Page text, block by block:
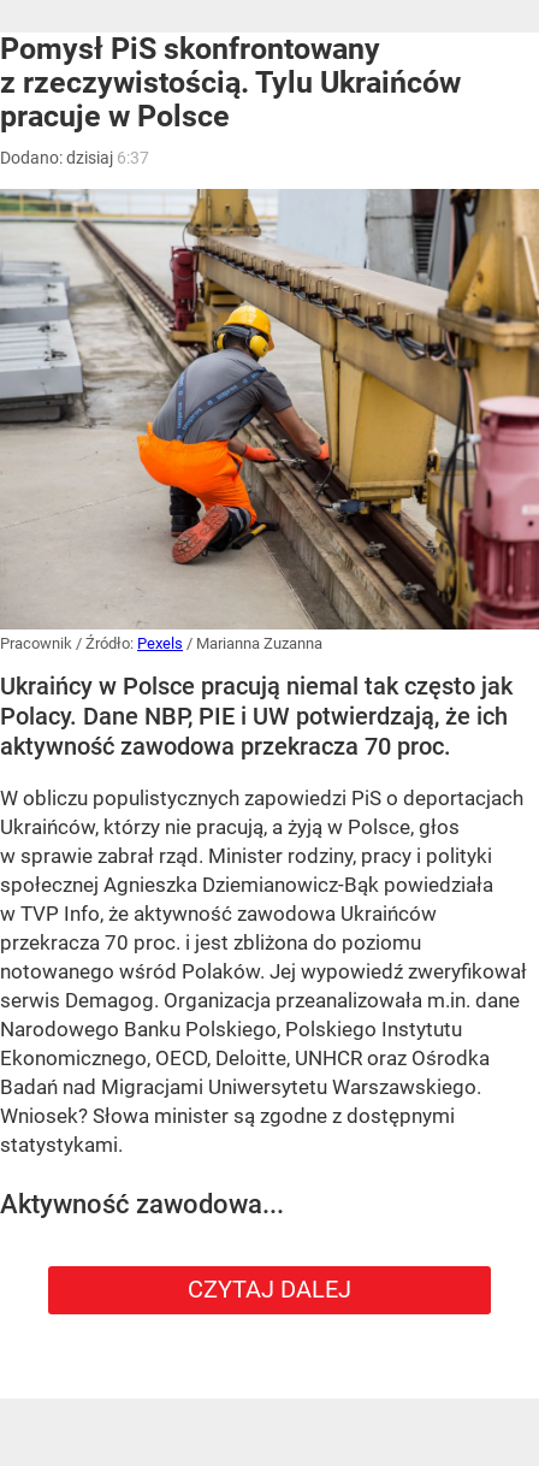
Pomysł PiS skonfrontowany
z rzeczywistością. Tylu Ukraińców
pracuje w Polsce
Dodano:dzisiaj 6:37
Pracownik / Źródło: Pexels / Marianna Zuzanna
Ukraińcy w Polsce pracują niemal tak często jak
Polacy. Dane NBP, PIE i UW potwierdzają, że ich
aktywność zawodowa przekracza 70 proc.
W obliczu populistycznych zapowiedzi PiS o deportacjach
Ukraińców, którzy nie pracują, a żyją w Polsce, głos
w sprawie zabrał rząd. Minister rodziny, pracy i polityki
społecznej Agnieszka Dziemianowicz-Bąk powiedziała
w TVP Info, że aktywność zawodowa Ukraińców
przekracza 70 proc. i jest zbliżona do poziomu
notowanego wśród Polaków. Jej wypowiedź zweryfikował
serwis Demagog. Organizacja przeanalizowała m.in. dane
Narodowego Banku Polskiego, Polskiego Instytutu
Ekonomicznego, OECD, Deloitte, UNHCR oraz Ośrodka
Badań nad Migracjami Uniwersytetu Warszawskiego.
Wniosek? Słowa minister są zgodne z dostępnymi
statystykami.
Aktywność zawodowa...
CZYTAJ DALEJ